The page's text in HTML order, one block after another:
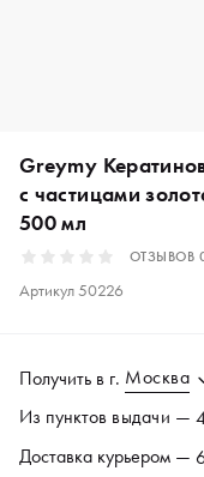
Greymy
с частицами
500 мл
ОТЗЫВОВ
Артикул50226
Получить в г. Москва
Из пунктов выдачи —
Доставка курьером —